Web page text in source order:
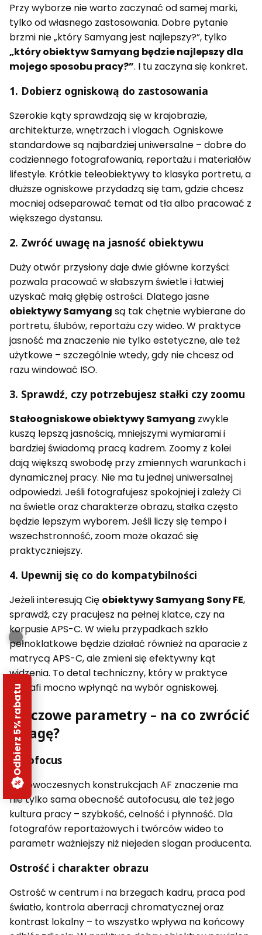
Przy wyborze nie warto zaczynać od samej marki,
tylko od własnego zastosowania. Dobre pytanie
brzmi nie „który Samyang jest najlepszy?”, tylko
„który obiektyw Samyang będzie najlepszy dla
mojego sposobu pracy?”. I tu zaczyna się konkret.
1. Dobierz ogniskową do zastosowania
Szerokie kąty sprawdzają się w krajobrazie,
architekturze, wnętrzach i vlogach. Ogniskowe
standardowe są najbardziej uniwersalne – dobre do
codziennego fotografowania, reportażu i materiałów
lifestyle. Krótkie teleobiektywy to klasyka portretu, a
dłuższe ogniskowe przydadzą się tam, gdzie chcesz
mocniej odseparować temat od tła albo pracować z
większego dystansu.
2. Zwróć uwagę na jasność obiektywu
Duży otwór przysłony daje dwie główne korzyści:
pozwala pracować w słabszym świetle i łatwiej
uzyskać małą głębię ostrości. Dlatego jasne
obiektywy Samyang są tak chętnie wybierane do
portretu, ślubów, reportażu czy wideo. W praktyce
jasność ma znaczenie nie tylko estetyczne, ale też
użytkowe – szczególnie wtedy, gdy nie chcesz od
razu windować ISO.
3. Sprawdź, czy potrzebujesz stałki czy zoomu
Stałoogniskowe obiektywy Samyang zwykle
kuszą lepszą jasnością, mniejszymi wymiarami i
bardziej świadomą pracą kadrem. Zoomy z kolei
dają większą swobodę przy zmiennych warunkach i
dynamicznej pracy. Nie ma tu jednej uniwersalnej
odpowiedzi. Jeśli fotografujesz spokojniej i zależy Ci
na świetle oraz charakterze obrazu, stałka często
będzie lepszym wyborem. Jeśli liczy się tempo i
wszechstronność, zoom może okazać się
praktyczniejszy.
4. Upewnij się co do kompatybilności
Jeżeli interesują Cię obiektywy Samyang Sony FE,
sprawdź, czy pracujesz na pełnej klatce, czy na
korpusie APS-C. W wielu przypadkach szkło
pełnoklatkowe będzie działać również na aparacie z
matrycą APS-C, ale zmieni się efektywny kąt
widzenia. To detal techniczny, który w praktyce
potrafi mocno wpłynąć na wybór ogniskowej.
Kluczowe parametry – na co zwrócić
uwagę?
Autofocus
W nowoczesnych konstrukcjach AF znaczenie ma
nie tylko sama obecność autofocusu, ale też jego
kultura pracy – szybkość, celność i płynność. Dla
fotografów reportażowych i twórców wideo to
parametr ważniejszy niż niejeden slogan producenta.
Ostrość i charakter obrazu
Ostrość w centrum i na brzegach kadru, praca pod
światło, kontrola aberracji chromatycznej oraz
kontrast lokalny – to wszystko wpływa na końcowy
Odbierz 5% rabatu